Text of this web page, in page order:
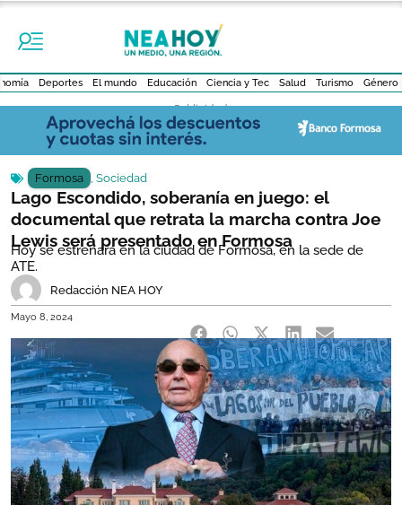
Deportes El mundo Educación Ciencia y Tec Salud Turismo Género
- Publicidad -
Formosa , Sociedad
Lago Escondido, soberanía en juego: el
documental que retrata la marcha contra Joe
Lewis será presentado en Formosa
Hoy se estrenará en la ciudad de Formosa, en la sede de
ATE.
Redacción NEA HOY
Mayo 8, 2024